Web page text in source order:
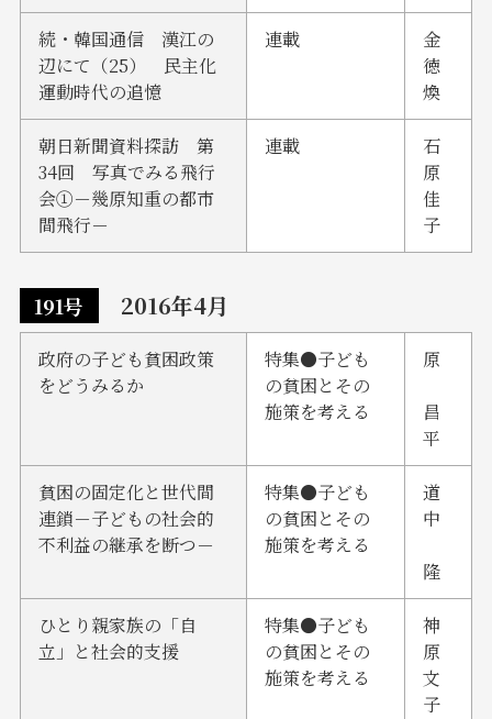
続・韓国通信 漢江の
辺にて（25） 民主化
運動時代の追憶
連載
金
徳
煥
朝日新聞資料探訪 第
34回 写真でみる飛行
会①－幾原知重の都市
間飛行－
連載
石
原
佳
子
191号 2016年4月
政府の子ども貧困政策
をどうみるか
特集●子ども
の貧困とその
施策を考える
原
昌
平
貧困の固定化と世代間
連鎖－子どもの社会的
不利益の継承を断つ－
特集●子ども
の貧困とその
施策を考える
道
中
隆
ひとり親家族の「自
立」と社会的支援
特集●子ども
の貧困とその
施策を考える
神
原
文
子